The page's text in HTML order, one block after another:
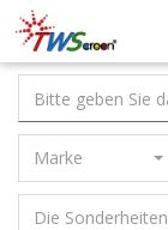
Taiwan
Screen
Marke
Die Sonderheiten